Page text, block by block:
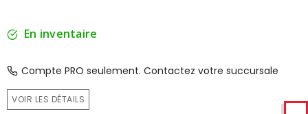
En inventaire
Compte PRO seulement. Contactez votre succursale
VOIR LES DÉTAILS